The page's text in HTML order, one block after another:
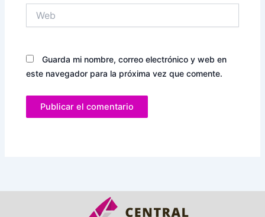
Guarda mi nombre, correo electrónico y web en
este navegador para la próxima vez que comente.